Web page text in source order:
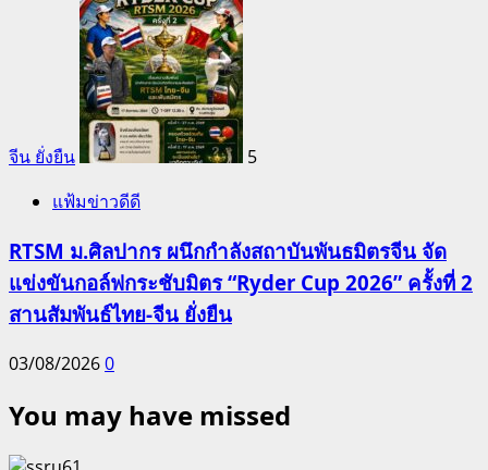
จีน ยั่งยืน
5
แฟ้มข่าวดีดี
RTSM ม.ศิลปากร ผนึกกำลังสถาบันพันธมิตรจีน จัด
แข่งขันกอล์ฟกระชับมิตร “Ryder Cup 2026” ครั้งที่ 2
สานสัมพันธ์ไทย-จีน ยั่งยืน
03/08/20260
You may have missed